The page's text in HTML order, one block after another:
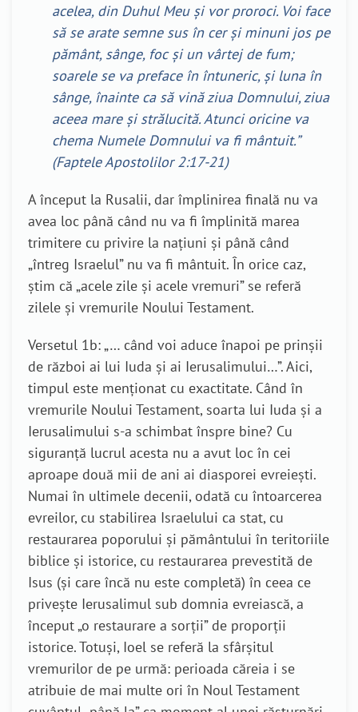
acelea, din Duhul Meu și vor proroci. Voi face
să se arate semne sus în cer și minuni jos pe
pământ, sânge, foc și un vârtej de fum;
soarele se va preface în întuneric, și luna în
sânge, înainte ca să vină ziua Domnului, ziua
aceea mare și strălucită. Atunci oricine va
chema Numele Domnului va fi mântuit.”
(Faptele Apostolilor 2:17-21)
A început la Rusalii, dar împlinirea finală nu va
avea loc până când nu va fi împlinită marea
trimitere cu privire la națiuni și până când
„întreg Israelul” nu va fi mântuit. În orice caz,
știm că „acele zile și acele vremuri” se referă
zilele și vremurile Noului Testament.
Versetul 1b: „… când voi aduce înapoi pe prinșii
de război ai lui Iuda și ai Ierusalimului…”. Aici,
timpul este menționat cu exactitate. Când în
vremurile Noului Testament, soarta lui Iuda și a
Ierusalimului s-a schimbat înspre bine? Cu
siguranță lucrul acesta nu a avut loc în cei
aproape două mii de ani ai diasporei evreiești.
Numai în ultimele decenii, odată cu întoarcerea
evreilor, cu stabilirea Israelului ca stat, cu
restaurarea poporului și pământului în teritoriile
biblice și istorice, cu restaurarea prevestită de
Isus (și care încă nu este completă) în ceea ce
privește Ierusalimul sub domnia evreiască, a
început „o restaurare a sorții” de proporții
istorice. Totuși, Ioel se referă la sfârșitul
vremurilor de pe urmă: perioada căreia i se
atribuie de mai multe ori în Noul Testament